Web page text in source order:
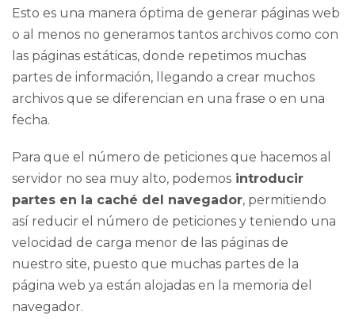
Esto es una manera óptima de generar páginas web
o al menos no generamos tantos archivos como con
las páginas estáticas, donde repetimos muchas
partes de información, llegando a crear muchos
archivos que se diferencian en una frase o en una
fecha.
Para que el número de peticiones que hacemos al
servidor no sea muy alto, podemos introducir
partes en la caché del navegador, permitiendo
así reducir el número de peticiones y teniendo una
velocidad de carga menor de las páginas de
nuestro site, puesto que muchas partes de la
página web ya están alojadas en la memoria del
navegador.